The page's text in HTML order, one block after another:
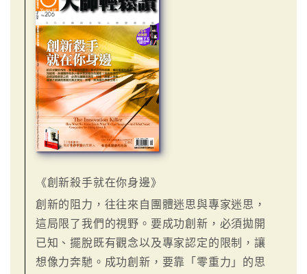
《創新殺手就在你身邊》
創新的阻力，往往來自團體迷思與專家迷思，
這局限了我們的視野。要成功創新，必須拋開
已知、擺脫既有觀念以及專家認定的限制，讓
想像力奔馳。成功創新，要靠「零重力」的思